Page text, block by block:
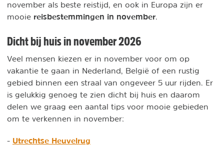
november als beste reistijd, en ook in Europa zijn er
mooie reisbestemmingen in november
Dicht bij huis in november 2026
Veel mensen kiezen er in november voor om op
vakantie te gaan in Nederland, België of een rustig
gebied binnen een straal van ongeveer 5 uur rijden. Er
is gelukkig genoeg te zien dicht bij huis en daarom
delen we graag een aantal tips voor mooie gebieden
om te verkennen in november:
- Utrechtse Heuvelrug